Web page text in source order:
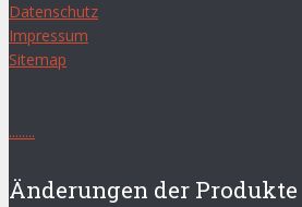
Datenschutz
Impressum
Sitemap
........
Änderungen der Produkte